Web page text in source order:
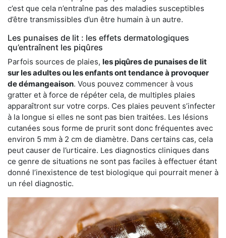
c’est que cela n’entraîne pas des maladies susceptibles
d’être transmissibles d’un être humain à un autre.
Les punaises de lit : les effets dermatologiques
qu’entraînent les piqûres
Parfois sources de plaies, les piqûres de punaises de lit
sur les adultes ou les enfants ont tendance à provoquer
de démangeaison. Vous pouvez commencer à vous
gratter et à force de répéter cela, de multiples plaies
apparaîtront sur votre corps. Ces plaies peuvent s’infecter
à la longue si elles ne sont pas bien traitées. Les lésions
cutanées sous forme de prurit sont donc fréquentes avec
environ 5 mm à 2 cm de diamètre. Dans certains cas, cela
peut causer de l’urticaire. Les diagnostics cliniques dans
ce genre de situations ne sont pas faciles à effectuer étant
donné l’inexistence de test biologique qui pourrait mener à
un réel diagnostic.